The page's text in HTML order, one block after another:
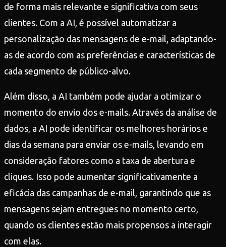
de forma mais relevante e significativa com seus
clientes. Com a AI, é possível automatizar a
personalização das mensagens de e-mail, adaptando-
as de acordo com as preferências e características de
cada segmento de público-alvo.
Além disso, a AI também pode ajudar a otimizar o
momento do envio dos e-mails. Através da análise de
dados, a AI pode identificar os melhores horários e
dias da semana para enviar os e-mails, levando em
consideração fatores como a taxa de abertura e
cliques. Isso pode aumentar significativamente a
eficácia das campanhas de e-mail, garantindo que as
mensagens sejam entregues no momento certo,
quando os clientes estão mais propensos a interagir
com elas.